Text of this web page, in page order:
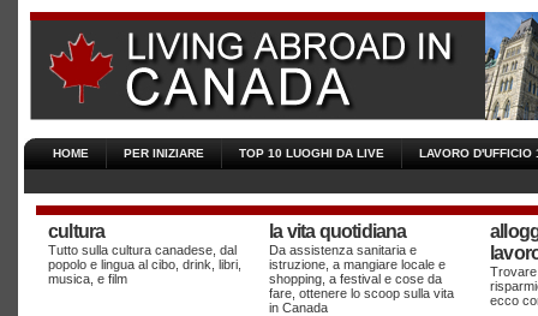
HOME PER INIZIARE TOP 10 LUOGHI DA LIVE LAVORO D'UFFICIO
cultura
Tutto sulla cultura canadese, dal
popolo e lingua al cibo, drink, libri,
musica, e film
la vita quotidiana
Da assistenza sanitaria e
istruzione, a mangiare locale e
shopping, a festival e cose da
fare, ottenere lo scoop sulla vita
in Canada
ecco